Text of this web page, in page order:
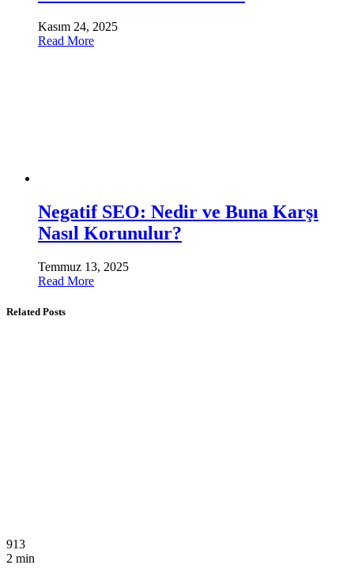
Kasım 24, 2025
Read More
Negatif SEO: Nedir ve Buna Karşı
Nasıl Korunulur?
Temmuz 13, 2025
Read More
Related Posts
913
2 min